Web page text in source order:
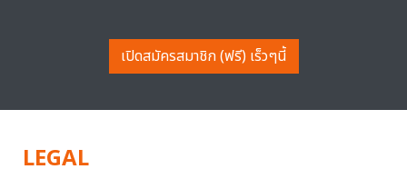
เปิดสมัครสมาชิก (ฟรี) เร็วๆนี้
LEGAL